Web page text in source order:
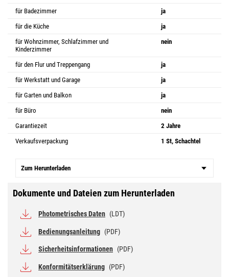
für Badezimmer
ja
für die Küche
ja
für Wohnzimmer, Schlafzimmer und
Kinderzimmer
nein
für den Flur und Treppengang
ja
für Werkstatt und Garage
ja
für Garten und Balkon
ja
für Büro
nein
Garantiezeit
2 Jahre
Verkaufsverpackung
1 St, Schachtel
Zum Herunterladen
Dokumente und Dateien zum Herunterladen
Photometrisches Daten (LDT)
Bedienungsanleitung (PDF)
Sicherheitsinformationen (PDF)
Konformitätserklärung (PDF)